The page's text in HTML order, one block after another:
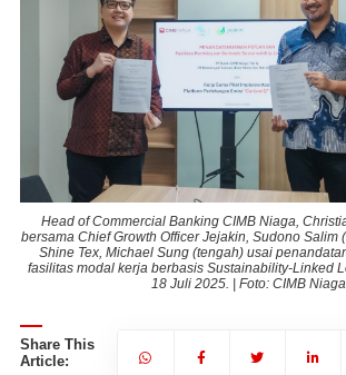
Head of Commercial Banking CIMB Niaga,
bersama Chief Growth Officer Jejakin, Sudono Salim
Shine Tex, ⁠Michael Sung (tengah) usai
fasilitas modal kerja berbasis Sustainability-Linked
18 Juli 2025. | Foto: CIMB Niaga
Share This
Article: